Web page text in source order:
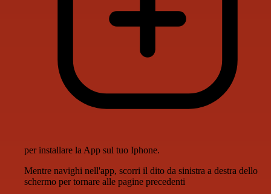
per installare la App sul tuo Iphone.
Mentre navighi nell'app, scorri il dito da sinistra a destra dello
schermo per tornare alle pagine precedenti